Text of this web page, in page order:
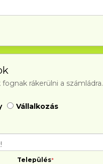
rákerülni a számládra.
Vállalkozás
Település*